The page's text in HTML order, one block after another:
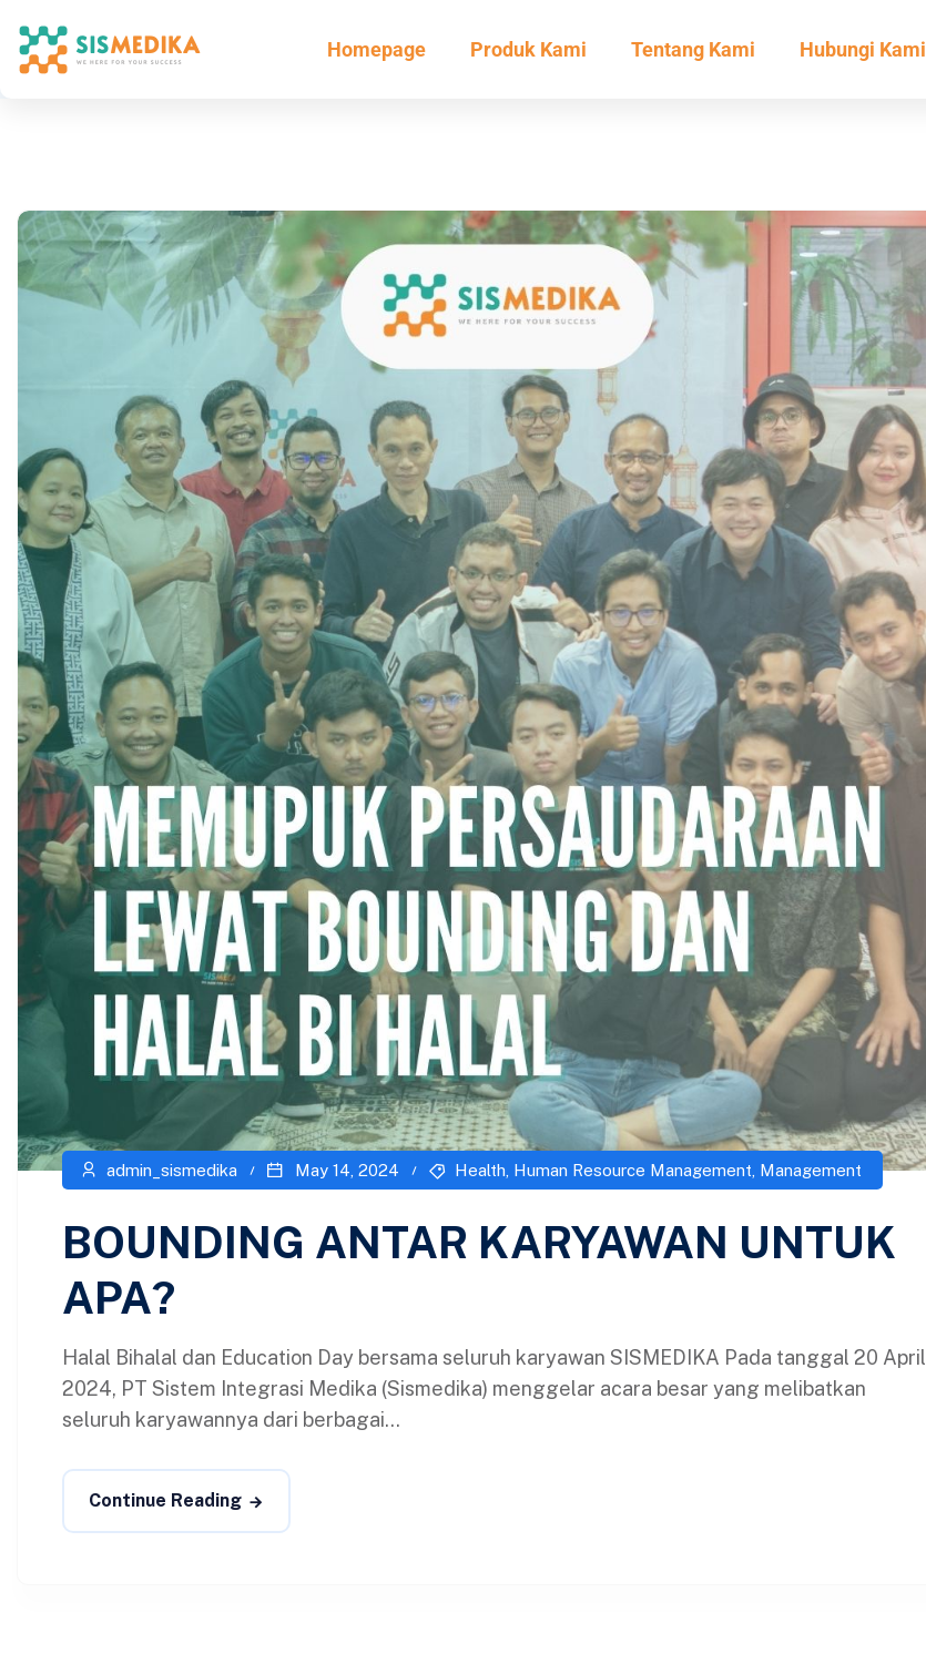
Homepage Produk Kami Tentang Kami Hubungi Kami
admin_sismedika May 14, 2024 Health Human Resource Management Management
BOUNDING ANTAR KARYAWAN UNTUK
APA?
Halal Bihalal dan Education Day bersama seluruh karyawan SISMEDIKA Pada tanggal 20 April
2024, PT Sistem Integrasi Medika (Sismedika) menggelar acara besar yang melibatkan
seluruh karyawannya dari berbagai...
Continue Reading